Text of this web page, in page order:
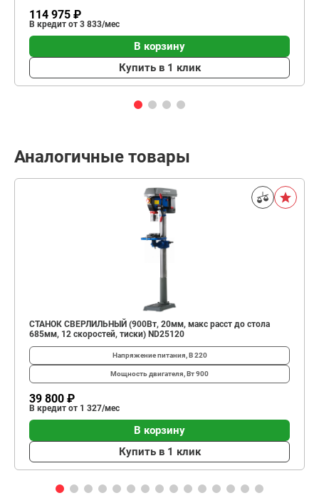
114 975 ₽
В кредит от 3 833/мес
В корзину
Купить в 1 клик
Аналогичные товары
СТАНОК СВЕРЛИЛЬНЫЙ (900Вт, 20мм, макс расст до стола
685мм, 12 скоростей, тиски) ND25120
Напряжение питания, В220
Мощность двигателя, Вт900
39 800 ₽
В кредит от 1 327/мес
В корзину
Купить в 1 клик